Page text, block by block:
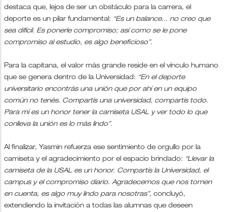
destaca que, lejos de ser un obstáculo para la carrera, el
deporte es un pilar fundamental: “Es un balance... no creo que
sea difícil. Es ponerle compromiso; así como se le pone
compromiso al estudio, es algo beneficioso”.
Para la capitana, el valor más grande reside en el vínculo humano
que se genera dentro de la Universidad: “En el deporte
universitario encontrás una unión que por ahí en un equipo
común no tenés. Compartís una universidad, compartís todo.
Para mí es un honor tener la camiseta USAL y ver todo lo que
conlleva la unión es lo más lindo”.
Al finalizar, Yasmin refuerza ese sentimiento de orgullo por la
camiseta y el agradecimiento por el espacio brindado: “Llevar la
camiseta de la USAL es un honor. Compartís la Universidad, el
campus y el compromiso diario. Agradecemos que nos tomen
en cuenta, es algo muy lindo para nosotras”, concluyó,
extendiendo la invitación a todas las alumnas que deseen